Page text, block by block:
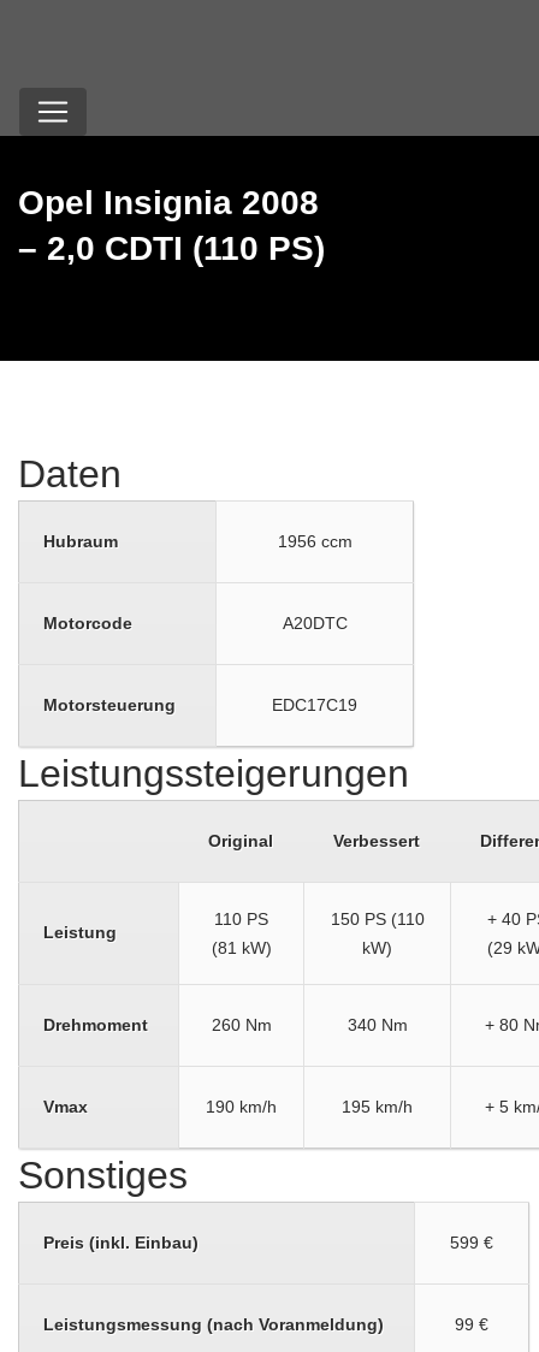
Opel Insignia 2008
– 2,0 CDTI (110 PS)
Daten
Hubraum 1956 ccm
Motorcode A20DTC
Motorsteuerung EDC17C19
Leistungssteigerungen
Original Verbessert
Leistung
110 PS
(81 kW)
150 PS (110
kW)
+ 40
(29
Drehmoment 260 Nm 340 Nm + 80
Vmax 190 km/h 195 km/h + 5
Sonstiges
Preis (inkl. Einbau) 599 €
Leistungsmessung (nach Voranmeldung) 99 €